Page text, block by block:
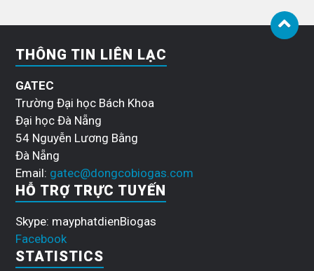
THÔNG TIN LIÊN LẠC
GATEC
Trường Đại học Bách Khoa
Đại học Đà Nẵng
54 Nguyễn Lương Bằng
Đà Nẵng
Email: gatec@dongcobiogas.com
HỖ TRỢ TRỰC TUYẾN
Skype: mayphatdienBiogas
Facebook
STATISTICS